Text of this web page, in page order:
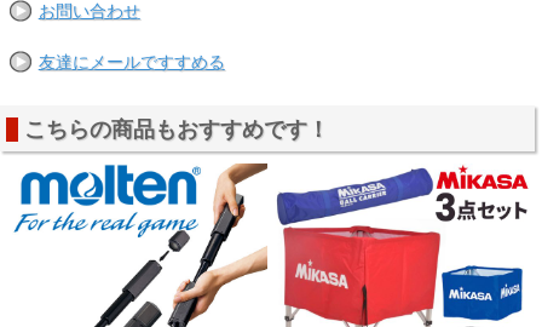
お問い合わせ
友達にメールですすめる
こちらの商品もおすすめです！